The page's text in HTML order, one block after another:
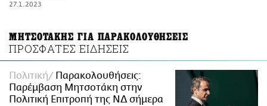
27.1.2023
ΜΗΤΣΟΤΑΚΗΣ ΓΙΑ ΠΑΡΑΚΟΛΟΥΘΗΣΕΙΣ
ΠΡΟΣΦΑΤΕΣ ΕΙΔΗΣΕΙΣ
Πολιτική
Παρακολουθήσεις:
Παρέμβαση Μητσοτάκη στην
Πολιτική Επιτροπή της ΝΔ σήμερα